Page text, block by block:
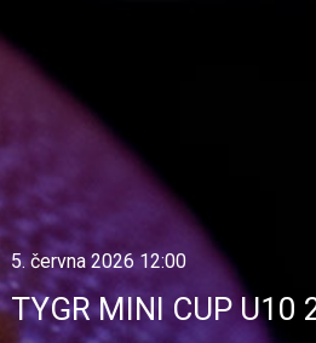
5. června 2026 12:00
TYGR MINI CUP U10